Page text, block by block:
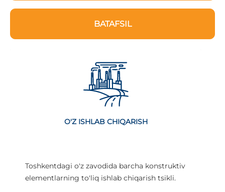
BATAFSIL
O'Z ISHLAB CHIQARISH
Toshkentdagi o'z zavodida barcha konstruktiv
elementlarning to'liq ishlab chiqarish tsikli.